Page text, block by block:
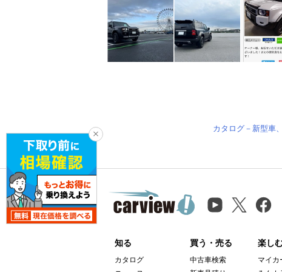
カタログ－新型車
知る
カタログ
買う・売る
中古車検索
楽し
マイカ